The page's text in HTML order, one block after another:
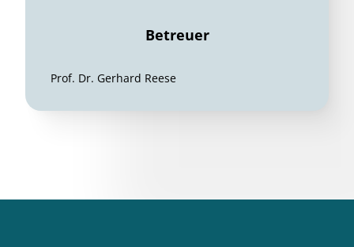
Betreuer
Prof. Dr. Gerhard Reese